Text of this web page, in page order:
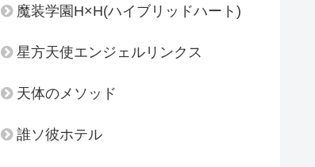
魔装学園H×H(ハイブリッドハート)
星方天使エンジェルリンクス
天体のメソッド
誰ソ彼ホテル